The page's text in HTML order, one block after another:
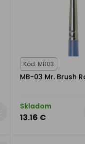
Kód: MB03
MB-03 Mr. Brush
Skladom
13.16 €